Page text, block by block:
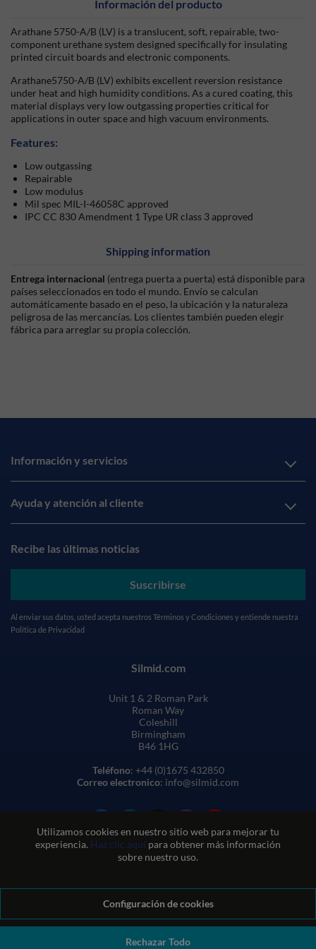
Utilizamos cookies en nuestro sitio web para mejorar tu
experiencia. Haz clic aquí para obtener más información
sobre nuestro uso.
Configuración de cookies
Rechazar Todo
Información del producto
Arathane 5750-A/B (LV) is a translucent, soft, repairable, two-
component urethane system designed specifically for insulating
printed circuit boards and electronic components.
Arathane5750-A/B (LV) exhibits excellent reversion resistance
under heat and high humidity conditions. As a cured coating, this
material displays very low outgassing properties critical for
applications in outer space and high vacuum environments.
Features:
Low outgassing
Repairable
Low modulus
Mil spec MIL-I-46058C approved
IPC CC 830 Amendment 1 Type UR class 3 approved
Shipping information
Entrega internacional (entrega puerta a puerta) está disponible para
países seleccionados en todo el mundo. Envío se calculan
automáticamente basado en el peso, la ubicación y la naturaleza
peligrosa de las mercancías. Los clientes también pueden elegir
fábrica para arreglar su propia colección.
Información y servicios
Ayuda y atención al cliente
Recibe las últimas noticias
Suscribirse
Al enviar sus datos, usted acepta nuestros Términos y Condiciones y entiende nuestra
Política de Privacidad
Silmid.com
Unit 1 & 2 Roman Park
Roman Way
Coleshill
Birmingham
B46 1HG
Teléfono: +44 (0)1675 432850
Correo electronico: info@silmid.com
Condiciones generales de venta
Condiciones de uso del sitio web
Política de privacidad y cookies
Política de calidad
Política medioambiental
Política REACH